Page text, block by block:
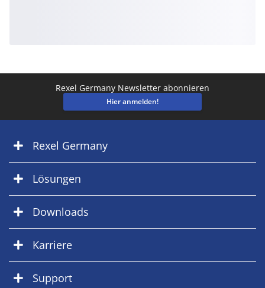
Rexel Germany Newsletter abonnieren
Hier anmelden!
Rexel Germany
Lösungen
Downloads
Karriere
Support